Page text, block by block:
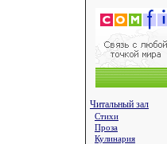
Читальный зал
Стихи
Проза
Кулинария